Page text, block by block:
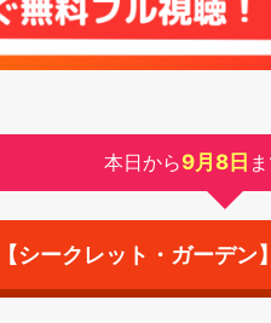
本日から9月8日
【シークレット・ガーデ